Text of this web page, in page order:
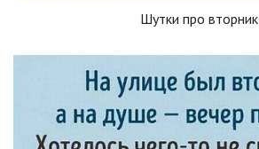
Шутки про вторник